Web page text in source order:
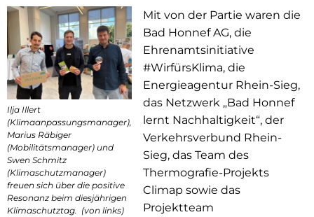
Ilja Illert
(Klimaanpassungsmanager),
Marius Räbiger
(Mobilitätsmanager) und
Swen Schmitz
(Klimaschutzmanager)
freuen sich über die positive
Resonanz beim diesjährigen
Klimaschutztag. (von links)
Mit von der Partie waren die
Bad Honnef AG, die
Ehrenamtsinitiative
#WirfürsKlima, die
Energieagentur Rhein-Sieg,
das Netzwerk „Bad Honnef
lernt Nachhaltigkeit“, der
Verkehrsverbund Rhein-
Sieg, das Team des
Thermografie-Projekts
Climap sowie das
Projektteam